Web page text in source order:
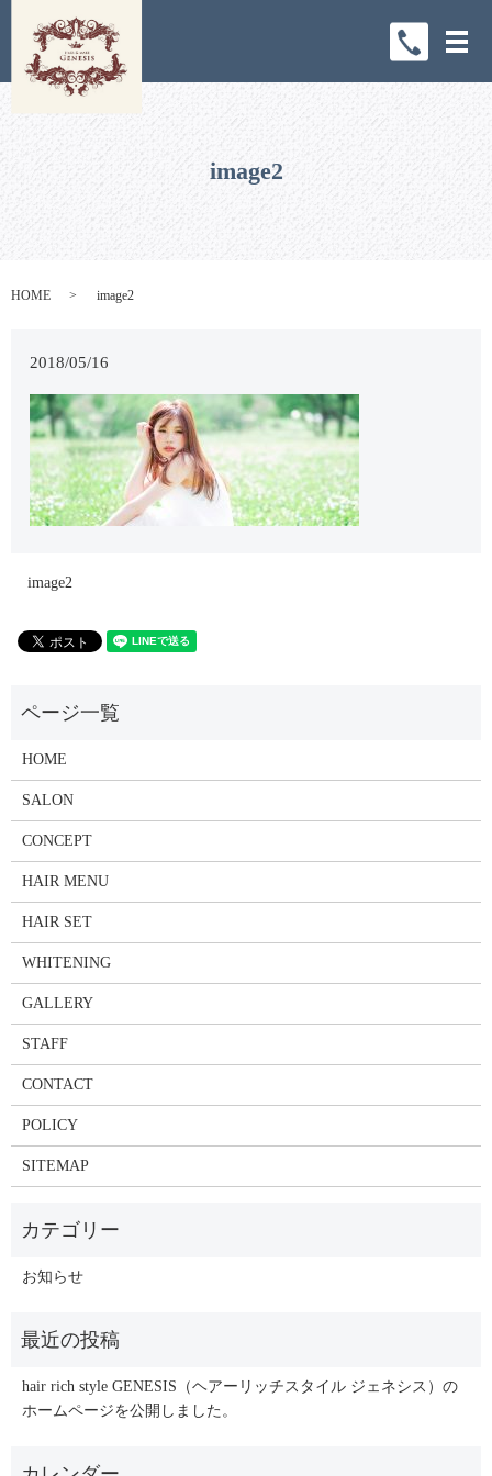
メ
image2
HOME image2
2018/05/16
image2
HOME
SALON
CONCEPT
HAIR MENU
HAIR SET
WHITENING
GALLERY
STAFF
CONTACT
POLICY
SITEMAP
お知らせ
hair rich style GENESIS（ヘアーリッチスタイル ジェネシス）の
ホームページを公開しました。